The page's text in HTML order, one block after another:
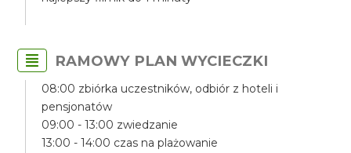
RAMOWY PLAN WYCIECZKI
08:00 zbiórka uczestników, odbiór z hoteli i
pensjonatów
09:00 - 13:00 zwiedzanie
13:00 - 14:00 czas na plażowanie